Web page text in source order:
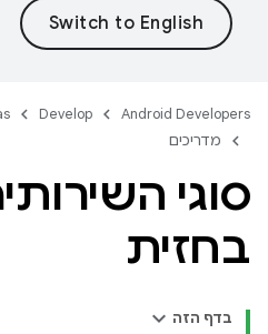
Android Developers
Develop
מדריכים
סוגי
בחזית
בדף הזה